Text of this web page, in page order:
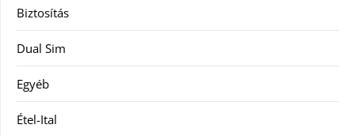
Biztosítás
Dual Sim
Egyéb
Étel-Ital